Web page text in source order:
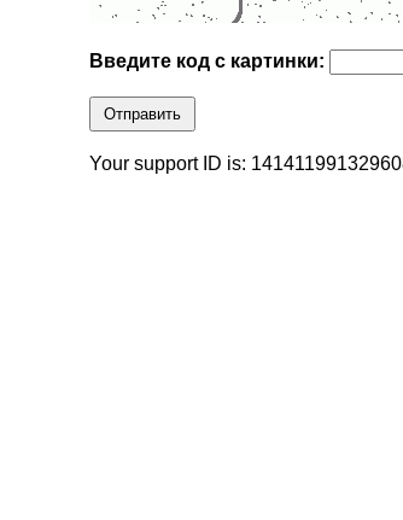
Введите код с картинки:
Отправить
Your support ID is: